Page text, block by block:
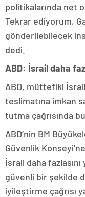
politikalarında net
Tekrar ediyorum,
gönderilebilecek
dedi.
ABD: İsrail daha
ABD, müttefiki
teslimatına imkan
tutma çağrısında
ABD’nin BM
Güvenlik
İsrail daha fazlasını
güvenli bir şekilde
iyileştirme çağrısı